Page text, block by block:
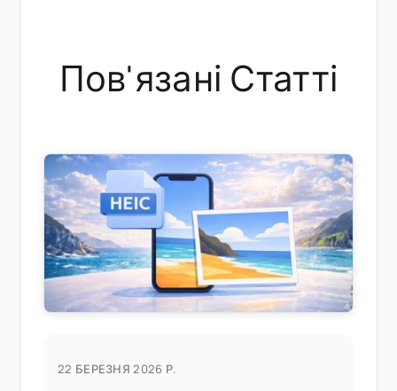
Пов'язані Статті
22 БЕРЕЗНЯ 2026 Р.